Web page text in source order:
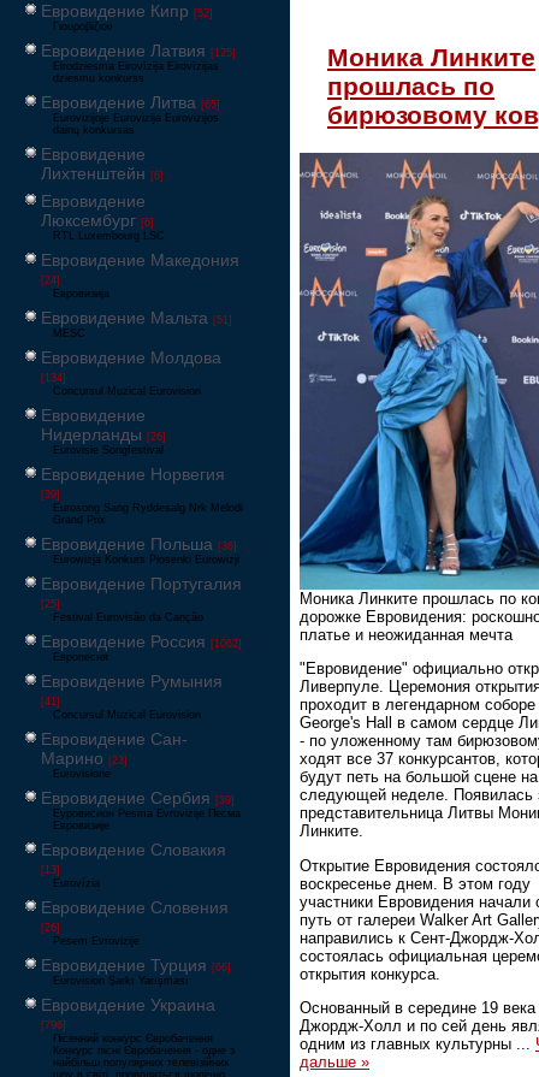
Евровидение Кипр [52]
Γιουροβίζιον
Евровидение Латвия [125]
Eirodziesma Eirovīzija Eirovīzijas
dziesmu konkurss
Евровидение Литва [65]
Eurovizijoje Eurovizija Eurovizijos
dainų konkursas
Евровидение
Лихтенштейн [6]
Евровидение
Люксембург [6]
RTL Luxembourg LSC
Евровидение Македония
[24]
Евровизија
Евровидение Мальта [51]
MESC
Евровидение Молдова
[134]
Concursul Muzical Eurovision
Евровидение
Нидерланды [26]
Eurovisie Songfestival
Евровидение Норвегия
[39]
Eurosong Sang Ryddesalg Nrk Melodi
Grand Prix
Евровидение Польша [36]
Eurowizja Konkurs Piosenki Eurowizji
Евровидение Португалия
[25]
Festival Eurovisão da Canção
Евровидение Россия [1062]
Европесня
Евровидение Румыния
[41]
Concursul Muzical Eurovision
Евровидение Сан-
Марино [23]
Eurovisione
Евровидение Сербия [39]
Еуровисион Pesma Evrovizije Песма
Евровизије
Евровидение Словакия
[13]
Eurovízia
Евровидение Словения
[26]
Pesem Evrovizije
Евровидение Турция [66]
Eurovision Şarkı Yarışması
Евровидение Украина
[796]
Пісенний конкурс Євробачення
Конкурс пісні Євробачення - одне з
найбільш популярних телевізійних
шоу в світі, проводиться щорічно,
Моника Линките
прошлась по
бирюзовому
Моника Линките прошлась по
дорожке Евровидения:
платье и неожиданная мечта
"Евровидение" официально
Ливерпуле. Церемония
проходит в легендарном
George's Hall в самом сердце
- по уложенному там
ходят все 37 конкурсантов,
будут петь на большой сцене на
следующей неделе. Появилась
представительница Литвы
Линките.
Открытие Евровидения
воскресенье днем. В этом году
участники Евровидения начали
путь от галереи Walker Art
направились к Сент-Джордж-
состоялась официальная
открытия конкурса.
Основанный в середине 19 века
Джордж-Холл и по сей день
одним из главных культурны
дальше »